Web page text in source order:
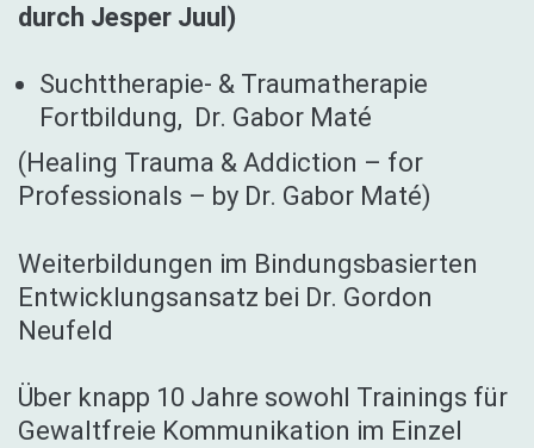
durch Jesper Juul)
Suchttherapie- & Traumatherapie
Fortbildung, Dr. Gabor Maté
(Healing Trauma & Addiction – for
Professionals – by Dr. Gabor Maté)
Weiterbildungen im Bindungsbasierten
Entwicklungsansatz bei Dr. Gordon
Neufeld
Über knapp 10 Jahre sowohl Trainings für
Gewaltfreie Kommunikation im Einzel